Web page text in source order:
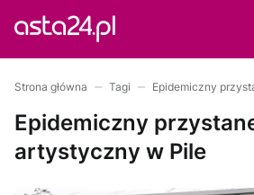
Strona główna Tagi Epidemiczny
Epidemiczny
artystyczny w Pile